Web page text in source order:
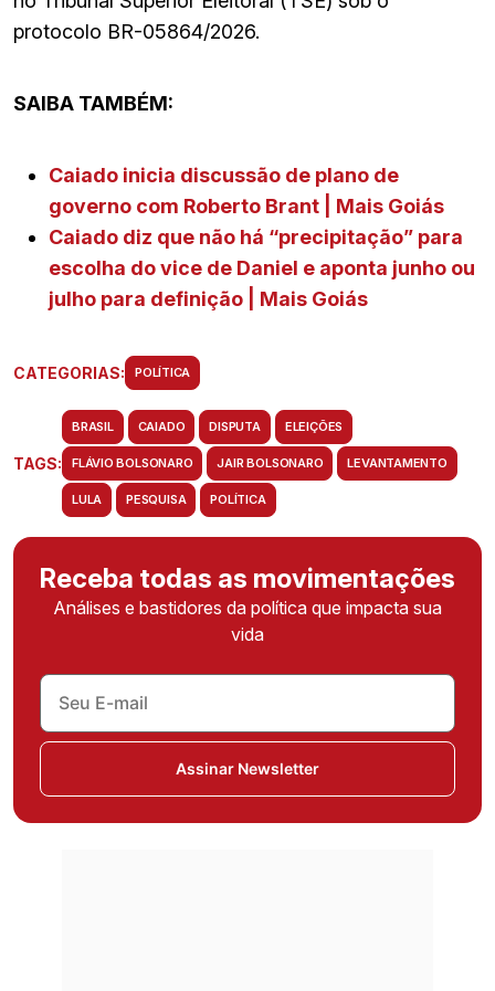
protocolo BR-05864/2026.
SAIBA TAMBÉM:
Caiado inicia discussão de plano de
governo com Roberto Brant | Mais Goiás
Caiado diz que não há “precipitação” para
escolha do vice de Daniel e aponta junho ou
julho para definição | Mais Goiás
CATEGORIAS: POLÍTICA
TAGS:
BRASIL CAIADO DISPUTA ELEIÇÕES
FLÁVIO BOLSONARO JAIR BOLSONARO LEVANTAMENTO
LULA PESQUISA POLÍTICA
Receba todas as movimentações
Análises e bastidores da política que impacta sua
vida
Assinar Newsletter